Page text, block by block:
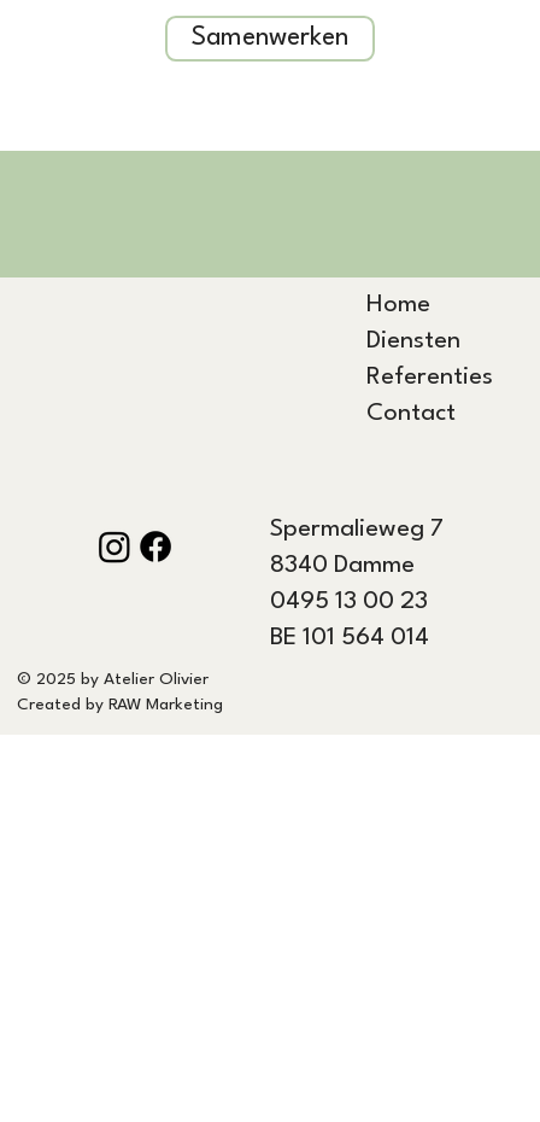
Samenwerken
Home
Diensten
Referenties
Contact
Spermalieweg 7
8340 Damme
0495 13 00 23
BE 101 564 014
© 2025 by Atelier Olivier
Created byRAW Marketing